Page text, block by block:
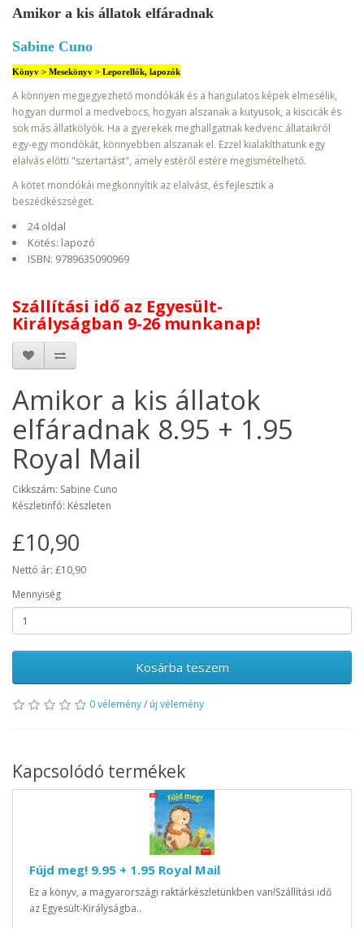
Amikor a kis állatok elfáradnak
Sabine Cuno
Könyv > Mesekönyv > Leporellók, lapozók
A könnyen megjegyezhető mondókák és a hangulatos képek elmesélik,
hogyan durmol a medvebocs, hogyan alszanak a kutyusok, a kiscicák és
sok más állatkölyök. Ha a gyerekek meghallgatnak kedvenc állataikról
egy-egy mondókát, könnyebben alszanak el. Ezzel kialakíthatunk egy
elalvás előtti "szertartást", amely estéről estére megismételhető.
A kötet mondókái megkönnyítik az elalvást, és fejlesztik a
beszédkészséget.
24 oldal
Kötés: lapozó
ISBN: 9789635090969
Szállítási idő az Egyesült-
Királyságban 9-26 munkanap!
Amikor a kis állatok
elfáradnak 8.95 + 1.95
Royal Mail
Cikkszám: Sabine Cuno
Készletinfó: Készleten
£10,90
Nettó ár: £10,90
Mennyiség
Kosárba teszem
0 vélemény/ új vélemény
Kapcsolódó termékek
Fújd meg! 9.95 + 1.95 Royal Mail
Ez a könyv, a magyarországi raktárkészletünkben van!Szállítási idő
az Egyesült-Királyságba..